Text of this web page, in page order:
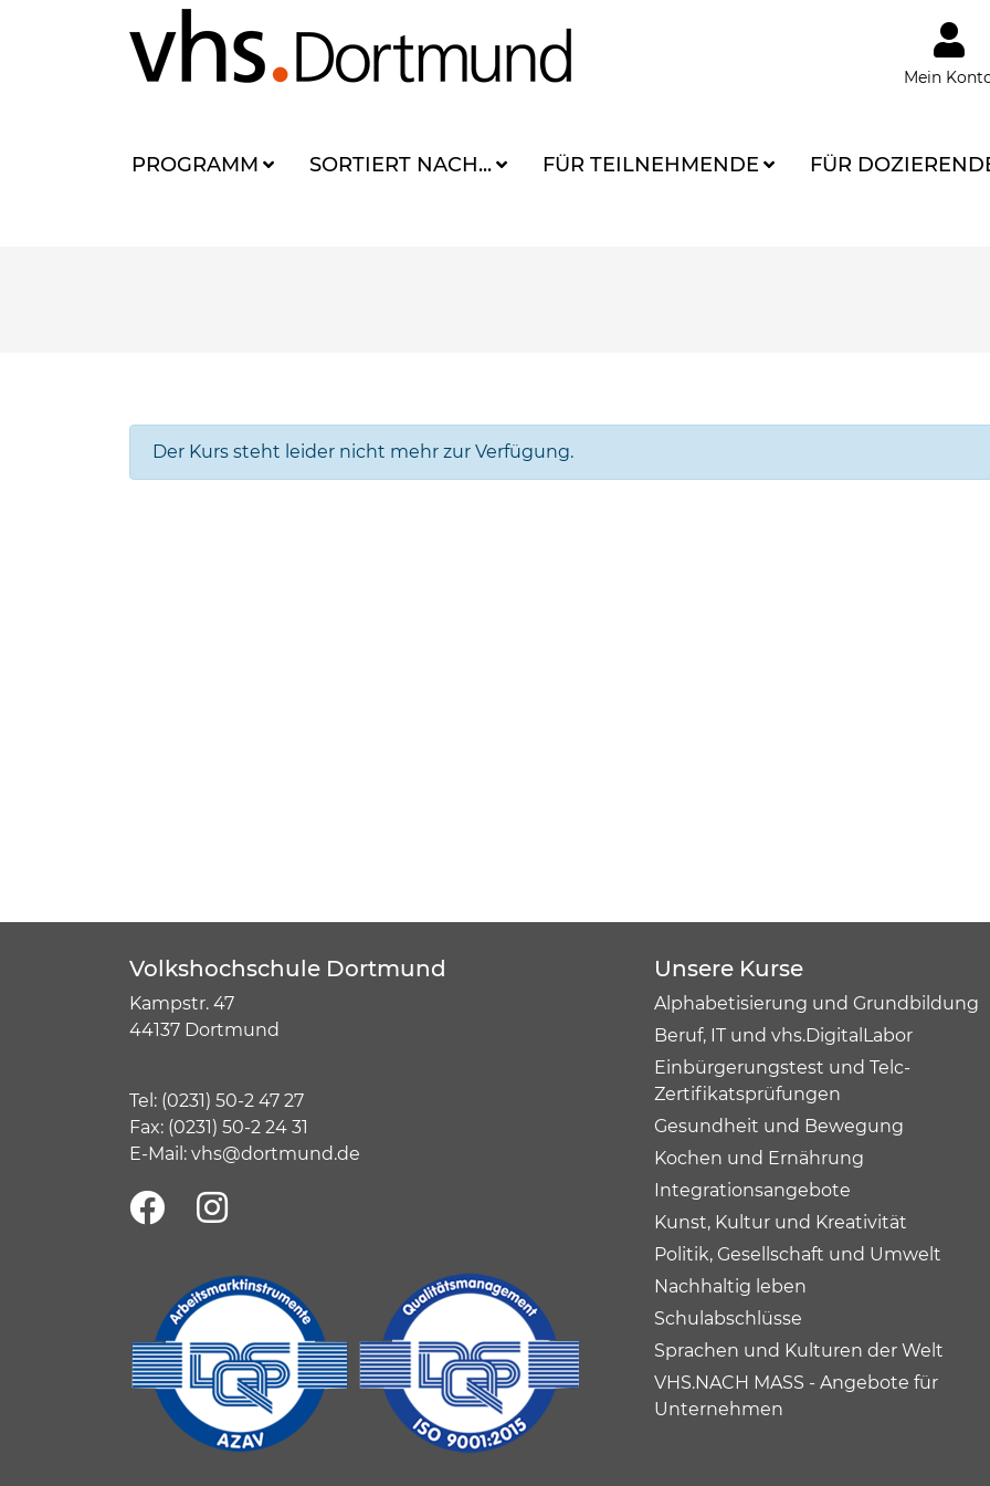
Mein
PROGRAMM SORTIERT NACH... FÜR TEILNEHMENDE FÜR
Der Kurs steht leider nicht mehr zur Verfügung.
Volkshochschule Dortmund
Kampstr. 47
44137 Dortmund
Tel: (0231) 50-2 47 27
Fax: (0231) 50-2 24 31
E-Mail: vhs@dortmund.de
Unsere Kurse
Alphabetisierung und Grundbildung
Beruf, IT und vhs.DigitalLabor
Einbürgerungstest und Telc-
Zertifikatsprüfungen
Gesundheit und Bewegung
Kochen und Ernährung
Integrationsangebote
Kunst, Kultur und Kreativität
Politik, Gesellschaft und Umwelt
Nachhaltig leben
Schulabschlüsse
Sprachen und Kulturen der Welt
VHS.NACH MASS - Angebote für
Unternehmen